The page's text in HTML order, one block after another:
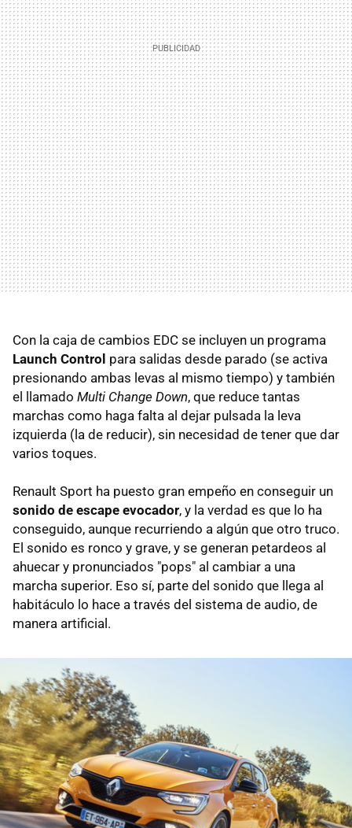
Con la caja de cambios EDC se incluyen un programa
Launch Control para salidas desde parado (se activa
presionando ambas levas al mismo tiempo) y también
el llamado Multi Change Down, que reduce tantas
marchas como haga falta al dejar pulsada la leva
izquierda (la de reducir), sin necesidad de tener que dar
varios toques.
Renault Sport ha puesto gran empeño en conseguir un
sonido de escape evocador, y la verdad es que lo ha
conseguido, aunque recurriendo a algún que otro truco.
El sonido es ronco y grave, y se generan petardeos al
ahuecar y pronunciados "pops" al cambiar a una
marcha superior. Eso sí, parte del sonido que llega al
habitáculo lo hace a través del sistema de audio, de
manera artificial.